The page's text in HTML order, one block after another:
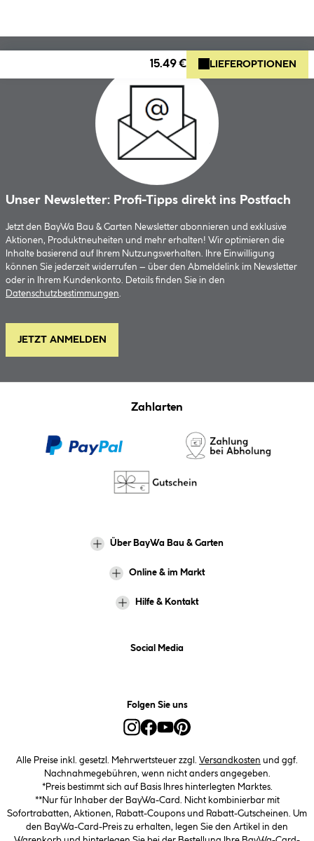
15.49 € LIEFEROPTIONEN
Unser Newsletter: Profi-Tipps direkt ins Postfach
Jetzt den BayWa Bau & Garten Newsletter abonnieren und exklusive
Aktionen, Produktneuheiten und mehr erhalten! Wir optimieren die
Inhalte basierend auf Ihrem Nutzungsverhalten. Ihre Einwilligung
können Sie jederzeit widerrufen – über den Abmeldelink im Newsletter
oder in Ihrem Kundenkonto. Details finden Sie in den
Datenschutzbestimmungen.
JETZT ANMELDEN
Zahlarten
Über BayWa Bau & Garten
Online & im Markt
Hilfe & Kontakt
Social Media
Folgen Sie uns
Alle Preise inkl. gesetzl. Mehrwertsteuer zzgl. Versandkosten und ggf.
Nachnahmegebühren, wenn nicht anders angegeben.
*Preis bestimmt sich auf Basis Ihres hinterlegten Marktes.
**Nur für Inhaber der BayWa-Card. Nicht kombinierbar mit
Sofortrabatten, Aktionen, Rabatt-Coupons und Rabatt-Gutscheinen. Um
den BayWa-Card-Preis zu erhalten, legen Sie den Artikel in den